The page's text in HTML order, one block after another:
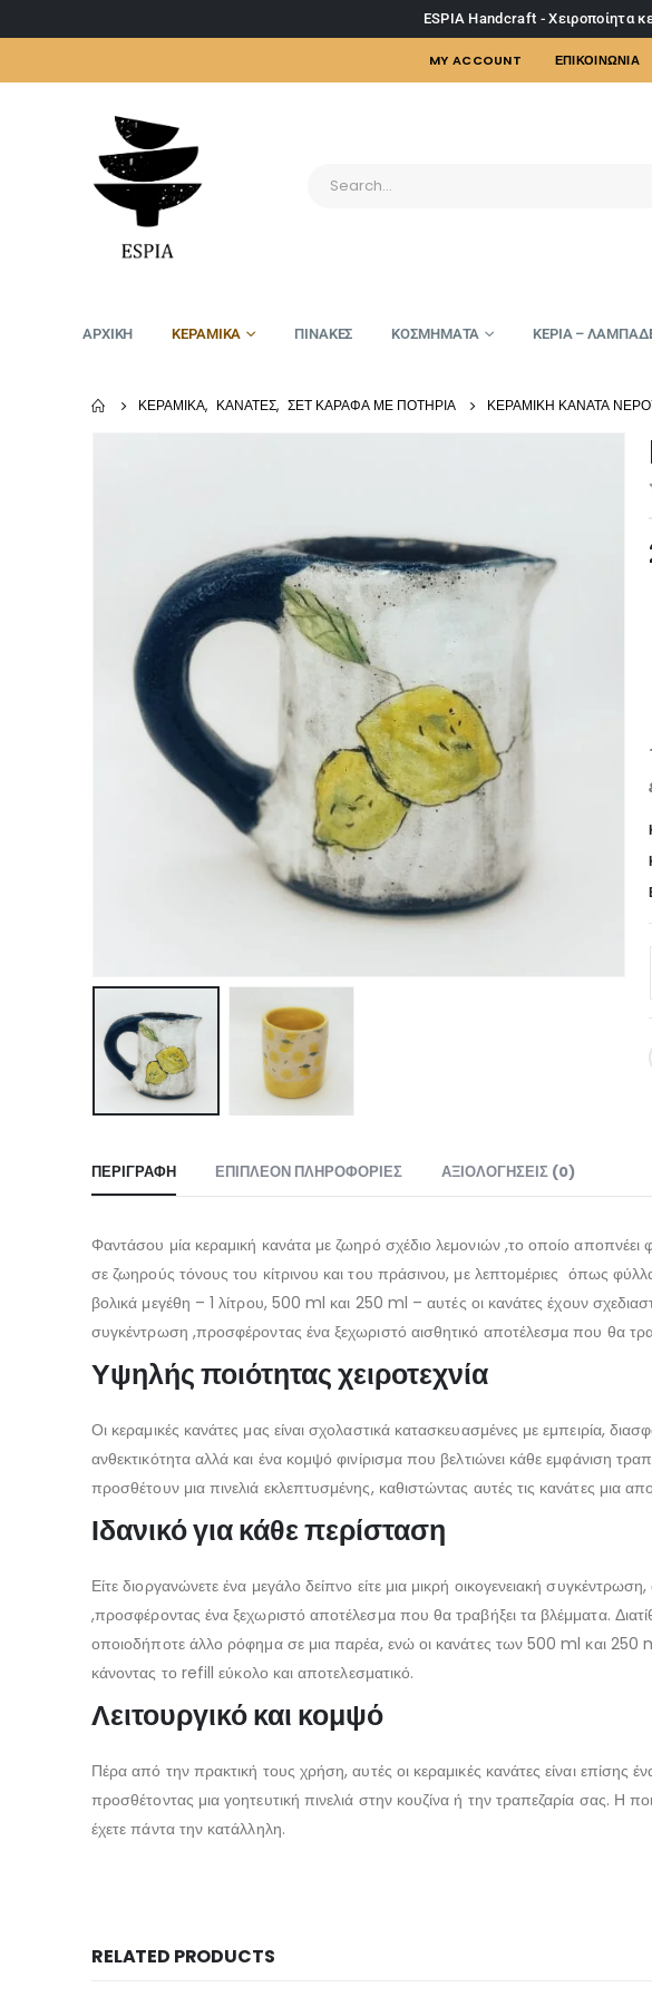
ESPIA Handcraft - Χειροποίητα
MY ACCOUNT ΕΠΙΚΟΙΝΩΝΙΑ
ΑΡΧΙΚΗ ΚΕΡΑΜΙΚΑ ΠΙΝΑΚΕΣ ΚΟΣΜΗΜΑΤΑ ΚΕΡΙΑ –
ΚΕΡΑΜΙΚΆ, ΚΑΝΆΤΕΣ, ΣΕΤ ΚΑΡΆΦΑ ΜΕ ΠΟΤΉΡΙΑ ΚΕΡΑΜΙΚΉ ΚΑΝΆΤΑ ΝΕΡΟΎ
ΠΕΡΙΓΡΑΦΉ ΕΠΙΠΛΈΟΝ ΠΛΗΡΟΦΟΡΊΕΣ ΑΞΙΟΛΟΓΉΣΕΙΣ (0)
Φαντάσου μία κεραμική κανάτα με ζωηρό σχέδιο λεμονιών ,το οποίο αποπνέει
σε ζωηρούς τόνους του κίτρινου και του πράσινου, με λεπτομέριες όπως
βολικά μεγέθη – 1 λίτρου, 500 ml και 250 ml – αυτές οι κανάτες έχουν
συγκέντρωση ,προσφέροντας ένα ξεχωριστό αισθητικό αποτέλεσμα που θα
Υψηλής ποιότητας χειροτεχνία
Οι κεραμικές κανάτες μας είναι σχολαστικά κατασκευασμένες με εμπειρία,
ανθεκτικότητα αλλά και ένα κομψό φινίρισμα που βελτιώνει κάθε εμφάνιση
προσθέτουν μια πινελιά εκλεπτυσμένης, καθιστώντας αυτές τις κανάτες μια
Ιδανικό για κάθε περίσταση
Είτε διοργανώνετε ένα μεγάλο δείπνο είτε μια μικρή οικογενειακή
,προσφέροντας ένα ξεχωριστό αποτέλεσμα που θα τραβήξει τα βλέμματα.
οποιοδήποτε άλλο ρόφημα σε μια παρέα, ενώ οι κανάτες των 500 ml και 250 ml
κάνοντας το refill εύκολο και αποτελεσματικό.
Λειτουργικό και κομψό
Πέρα από την πρακτική τους χρήση, αυτές οι κεραμικές κανάτες είναι επίσης
προσθέτοντας μια γοητευτική πινελιά στην κουζίνα ή την τραπεζαρία σας. Η
έχετε πάντα την κατάλληλη.
RELATED PRODUCTS